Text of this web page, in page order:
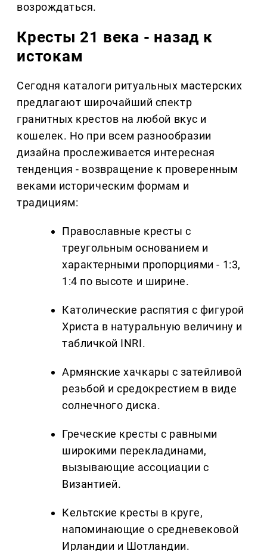
возрождаться.
Кресты 21 века - назад к
истокам
Сегодня каталоги ритуальных мастерских
предлагают широчайший спектр
гранитных крестов на любой вкус и
кошелек. Но при всем разнообразии
дизайна прослеживается интересная
тенденция - возвращение к проверенным
веками историческим формам и
традициям:
Православные кресты с
треугольным основанием и
характерными пропорциями - 1:3,
1:4 по высоте и ширине.
Католические распятия с фигурой
Христа в натуральную величину и
табличкой INRI.
Армянские хачкары с затейливой
резьбой и средокрестием в виде
солнечного диска.
Греческие кресты с равными
широкими перекладинами,
вызывающие ассоциации с
Византией.
Кельтские кресты в круге,
напоминающие о средневековой
Ирландии и Шотландии.